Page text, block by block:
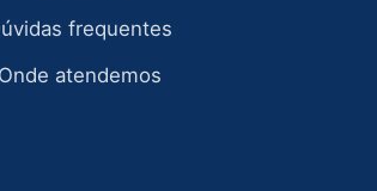
frequentes
Onde atendemos